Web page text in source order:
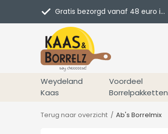
Weydeland
Kaas
Voordeel
Borrelpakketten
Gratis bezorgd vanaf 48 euro in NL
Terug naar overzicht Ab's Borrelmix